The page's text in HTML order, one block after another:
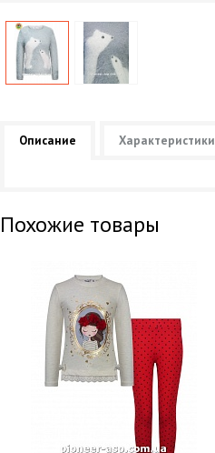
Описание Характеристики
Похожие товары